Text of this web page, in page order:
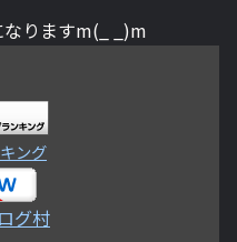
なりますm(_ _)m
ング
グ村